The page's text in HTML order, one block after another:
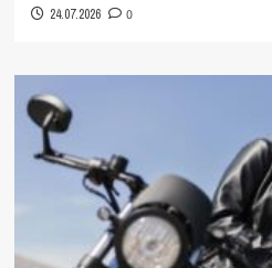
24.07.2026 0